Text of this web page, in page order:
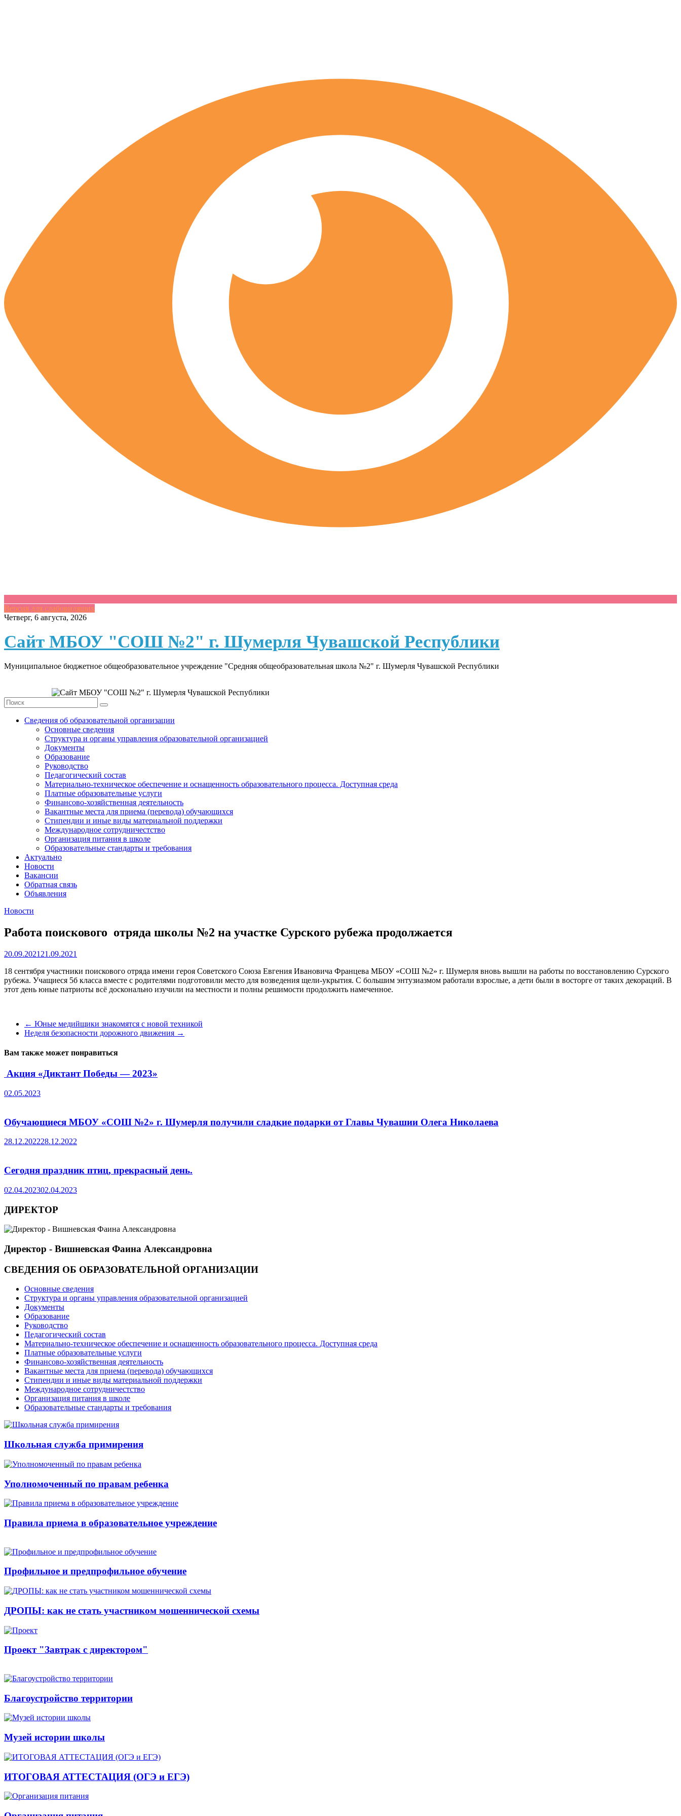
Версия для слабовидящих
Skip
content
Четверг, 6 августа, 2026
Сайт МБОУ "СОШ №2" г. Шумерля Чувашской Республики
Муниципальное бюджетное общеобразовательное учреждение "Средняя общеобразовательная школа №2" г. Шумерля Чувашской Республики
Сведения об образовательной организации
Основные сведения
Структура и органы управления образовательной организацией
Документы
Образование
Руководство
Педагогический состав
Материально-техническое обеспечение и оснащенность образовательного процесса. Доступная среда
Платные образовательные услуги
Финансово-хозяйственная деятельность
Вакантные места для приема (перевода) обучающихся
Стипендии и иные виды материальной поддержки
Международное сотрудничестство
Организация питания в школе
Образовательные стандарты и требования
Актуально
Новости
Вакансии
Обратная связь
Объявления
Новости
Работа поискового отряда школы №2 на участке Сурского рубежа продолжается
20.09.2021 21.09.2021
18 сентября участники поискового отряда имени героя Советского Союза Евгения Ивановича Францева МБОУ «СОШ №2» г. Шумерля вновь вышли на работы по восстановлению Сурского
рубежа. Учащиеся 5б класса вместе с родителями подготовили место для возведения щели-укрытия. С большим энтузиазмом работали взрослые, а дети были в восторге от таких декораций. В
этот день юные патриоты всё досконально изучили на местности и полны решимости продолжить намеченное.
← Юные медийщики знакомятся с новой техникой
Неделя безопасности дорожного движения →
Вам также может понравиться
Акция «Диктант Победы — 2023»
02.05.2023
Обучающиеся МБОУ «СОШ №2» г. Шумерля получили сладкие подарки от Главы Чувашии Олега Николаева
28.12.202228.12.2022
Сегодня праздник птиц, прекрасный день.
02.04.202302.04.2023
ДИРЕКТОР
Директор - Вишневская Фаина Александровна
СВЕДЕНИЯ ОБ ОБРАЗОВАТЕЛЬНОЙ ОРГАНИЗАЦИИ
Основные сведения
Структура и органы управления образовательной организацией
Документы
Образование
Руководство
Педагогический состав
Материально-техническое обеспечение и оснащенность образовательного процесса. Доступная среда
Платные образовательные услуги
Финансово-хозяйственная деятельность
Вакантные места для приема (перевода) обучающихся
Стипендии и иные виды материальной поддержки
Международное сотрудничестство
Организация питания в школе
Образовательные стандарты и требования
Школьная служба примирения
Уполномоченный по правам ребенка
Правила приема в образовательное учреждение
Профильное и предпрофильное обучение
ДРОПЫ: как не стать участником мошеннической схемы
Проект "Завтрак с директором"
Благоустройство территории
Музей истории школы
ИТОГОВАЯ АТТЕСТАЦИЯ (ОГЭ и ЕГЭ)